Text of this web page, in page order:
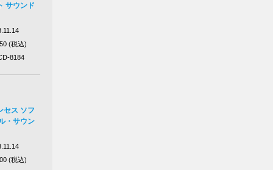
サウンド
(税込)
8184
セス ソフ
・サウン
(税込)